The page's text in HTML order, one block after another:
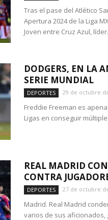
Tras el pase del Atlético
Apertura 2024 de la Liga
Joven entre Cruz Azul,
DODGERS, EN LA
SERIE MUNDIAL
DEPORTES 29 de octubre
Freddie Freeman es
Ligas en conseguir
REAL MADRID
CONTRA
DEPORTES 27 de octubre
Madrid. Real Madrid
varios de sus